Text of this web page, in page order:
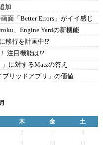
加
面「Better Errors」がイイ感じ
、Engine Yardの新機能
移行を計画中!?
注目機能は!?
に対するMatzの答え
リッドアプリ」の価値
木 金
土
2 3
4